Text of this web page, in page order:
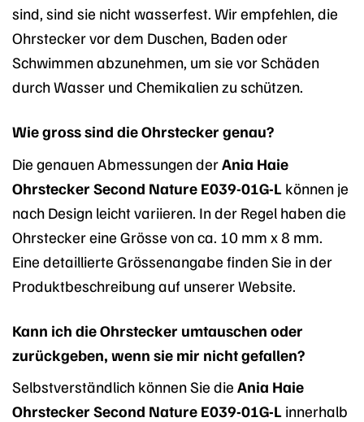
sind, sind sie nicht wasserfest. Wir empfehlen, die
Ohrstecker vor dem Duschen, Baden oder
Schwimmen abzunehmen, um sie vor Schäden
durch Wasser und Chemikalien zu schützen.
Wie gross sind die Ohrstecker genau?
Die genauen Abmessungen derAnia Haie
Ohrstecker Second Nature E039-01G-L können je
nach Design leicht variieren. In der Regel haben die
Ohrstecker eine Grösse von ca. 10 mm x 8 mm.
Eine detaillierte Grössenangabe finden Sie in der
Produktbeschreibung auf unserer Website.
Kann ich die Ohrstecker umtauschen oder
zurückgeben, wenn sie mir nicht gefallen?
Selbstverständlich können Sie die Ania Haie
Ohrstecker Second Nature E039-01G-L innerhalb